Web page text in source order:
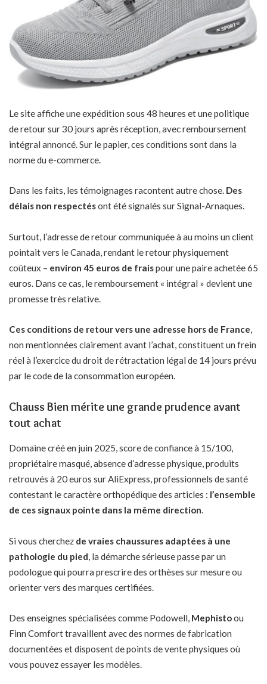
Le site affiche une expédition sous 48 heures et une politique
de retour sur 30 jours après réception, avec remboursement
intégral annoncé. Sur le papier, ces conditions sont dans la
norme du e-commerce.
Dans les faits, les témoignages racontent autre chose. Des
délais non respectésont été signalés sur Signal-Arnaques.
Surtout, l’adresse de retour communiquée à au moins un client
pointait vers le Canada, rendant le retour physiquement
coûteux – environ 45 euros de fraispour une paire achetée 65
euros. Dans ce cas, le remboursement « intégral » devient une
promesse très relative.
Ces conditions de retour vers une adresse hors de France,
non mentionnées clairement avant l’achat, constituent un frein
réel à l’exercice du droit de rétractation légal de 14 jours prévu
par le code de la consommation européen.
Chauss Bien mérite une grande prudence avant
tout achat
Domaine créé en juin 2025, score de confiance à 15/100,
propriétaire masqué, absence d’adresse physique, produits
retrouvés à 20 euros sur AliExpress, professionnels de santé
contestant le caractère orthopédique des articles : l’ensemble
de ces signaux pointe dans la même direction.
Si vous cherchez de vraies chaussures adaptées à une
pathologie du pied , la démarche sérieuse passe par un
podologue qui pourra prescrire des orthèses sur mesure ou
orienter vers des marques certifiées.
Des enseignes spécialisées comme Podowell, Mephistoou
Finn Comfort travaillent avec des normes de fabrication
documentées et disposent de points de vente physiques où
vous pouvez essayer les modèles.